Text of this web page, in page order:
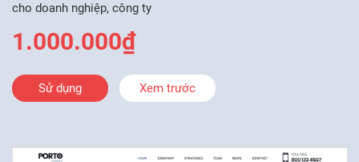
cho doanh nghiệp, công ty
1.000.000₫
Sử dụng Xem trước